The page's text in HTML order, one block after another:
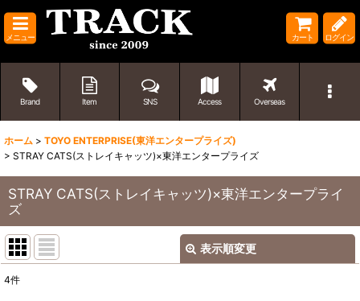
メニュー カート ログイン
Brand Item SNS Access Overseas
ホーム > TOYO ENTERPRISE(東洋エンタープライズ)
> STRAY CATS(ストレイキャッツ)×東洋エンタープライズ
STRAY CATS(ストレイキャッツ)×東洋エンタープライ
ズ
表示順変更
4件